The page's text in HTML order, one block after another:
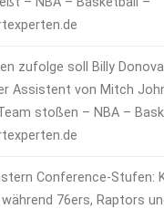
zufolge soll Billy
Assistent von Mitch
stoßen – NBA –
Conference-Stufen:
76ers, Raptors